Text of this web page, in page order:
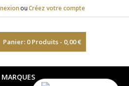
ouCréez votre compte
Panier: 0Produits - 0,00 €
MARQUES